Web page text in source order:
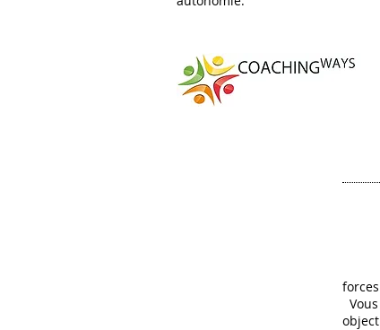
forces